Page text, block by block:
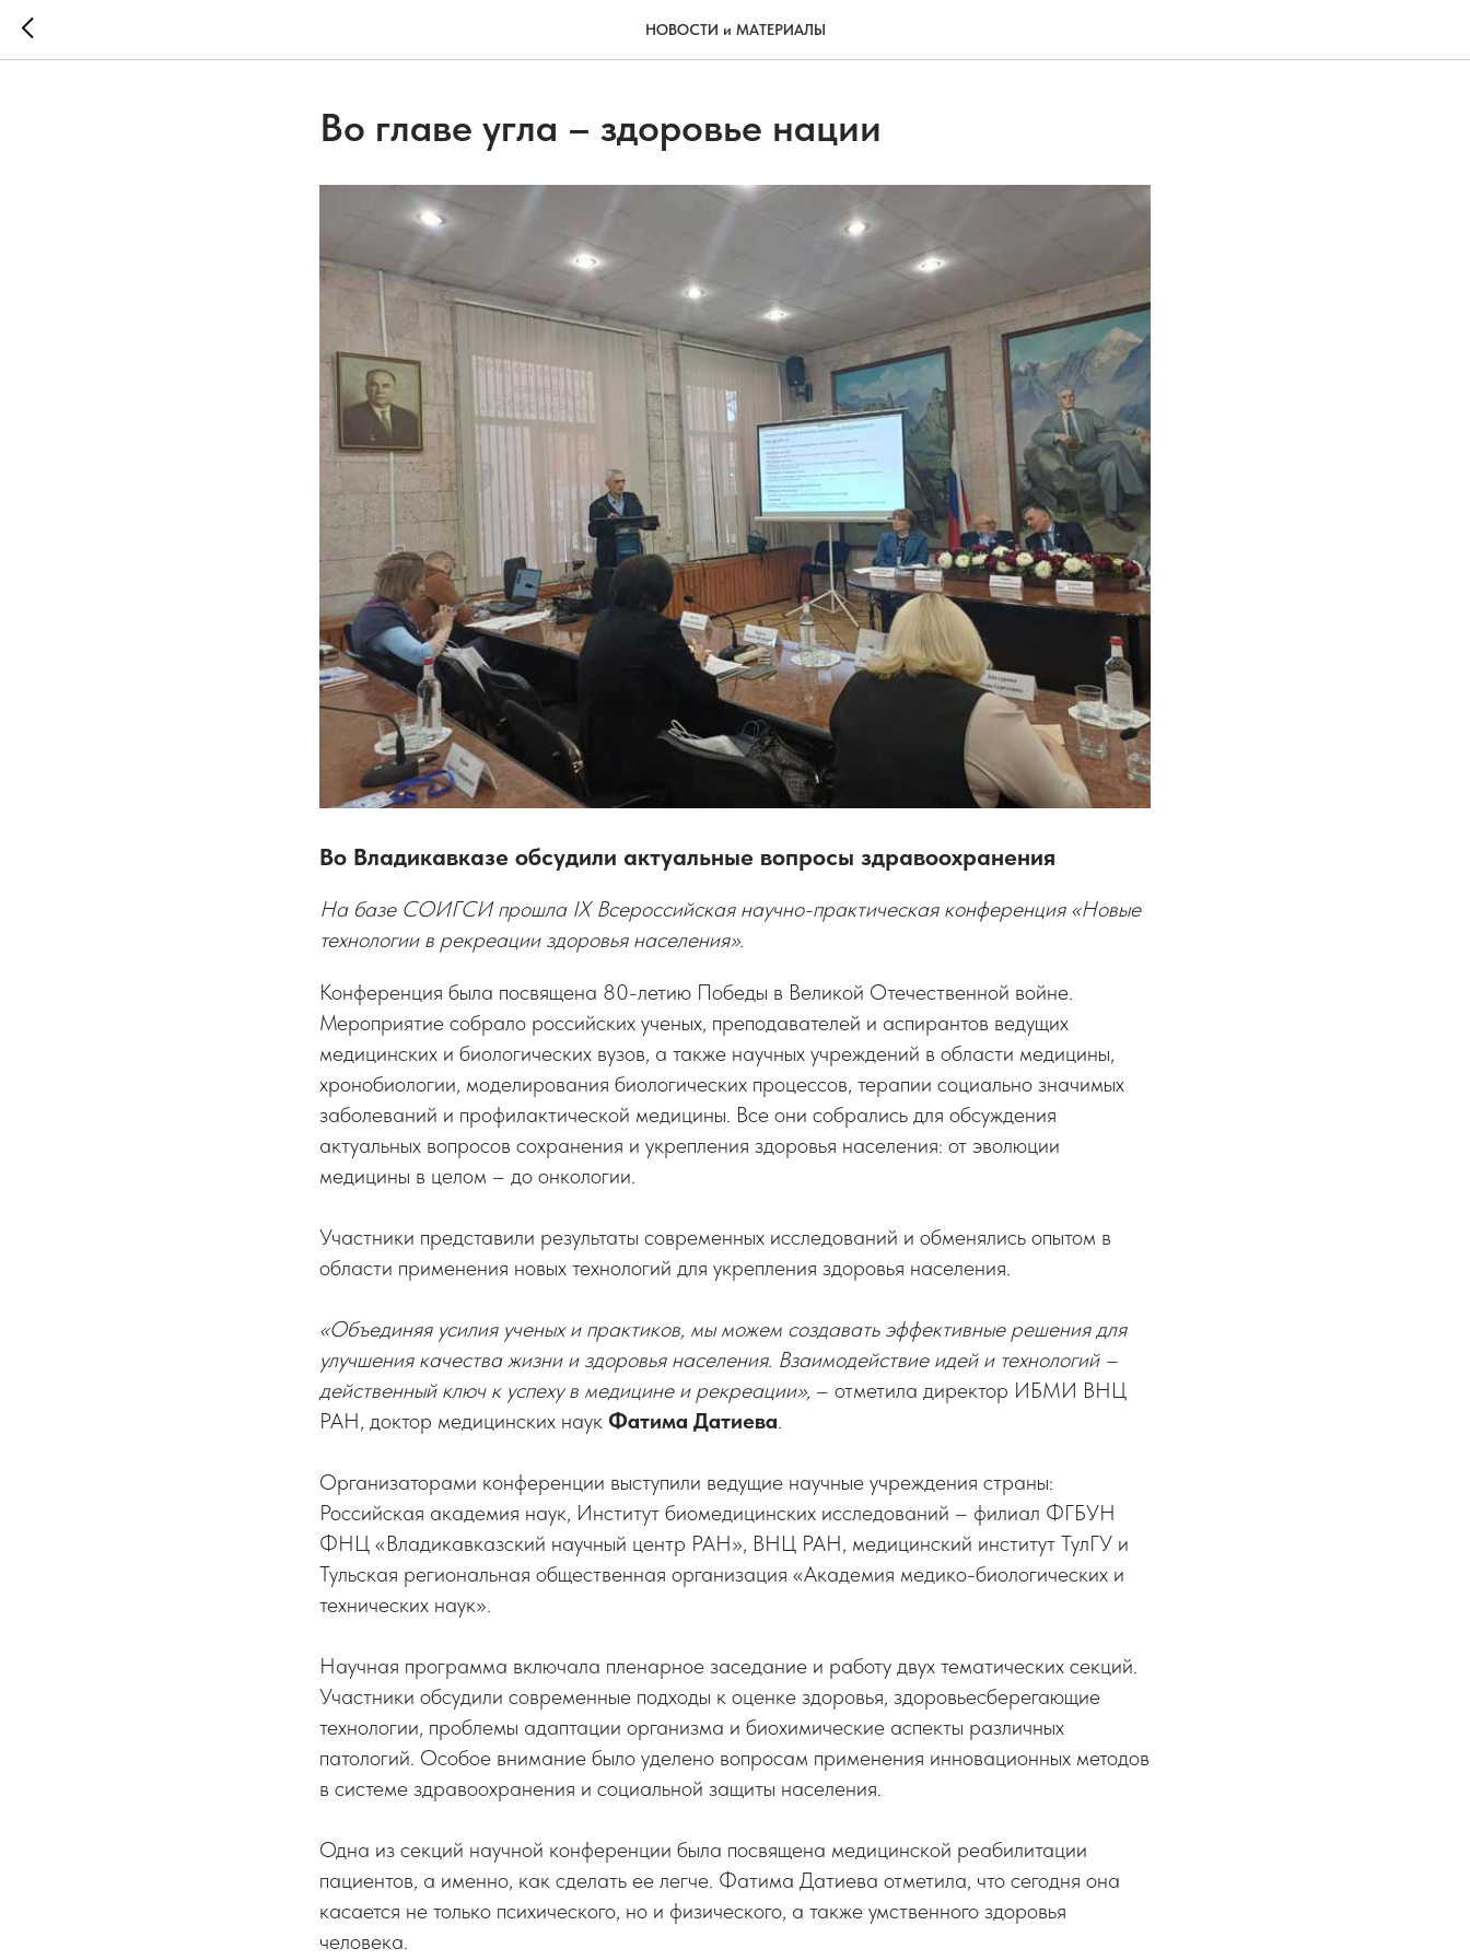
НОВОСТИ и МАТЕРИАЛЫ
Во главе угла – здоровье нации
Во Владикавказе обсудили актуальные вопросы здравоохранения
На базе СОИГСИ прошла IХ Всероссийская научно-практическая конференция «Новые
технологии в рекреации здоровья населения».
Конференция была посвящена 80-летию Победы в Великой Отечественной войне.
Мероприятие собрало российских ученых, преподавателей и аспирантов ведущих
медицинских и биологических вузов, а также научных учреждений в области медицины,
хронобиологии, моделирования биологических процессов, терапии социально значимых
заболеваний и профилактической медицины. Все они собрались для обсуждения
актуальных вопросов сохранения и укрепления здоровья населения: от эволюции
медицины в целом – до онкологии.
Участники представили результаты современных исследований и обменялись опытом в
области применения новых технологий для укрепления здоровья населения.
«Объединяя усилия ученых и практиков, мы можем создавать эффективные решения для
улучшения качества жизни и здоровья населения. Взаимодействие идей и технологий –
действенный ключ к успеху в медицине и рекреации», – отметила директор ИБМИ ВНЦ
РАН, доктор медицинских наук Фатима Датиева.
Организаторами конференции выступили ведущие научные учреждения страны:
Российская академия наук, Институт биомедицинских исследований – филиал ФГБУН
ФНЦ «Владикавказский научный центр РАН», ВНЦ РАН, медицинский институт ТулГУ и
Тульская региональная общественная организация «Академия медико-биологических и
технических наук».
Научная программа включала пленарное заседание и работу двух тематических секций.
Участники обсудили современные подходы к оценке здоровья, здоровьесберегающие
технологии, проблемы адаптации организма и биохимические аспекты различных
патологий. Особое внимание было уделено вопросам применения инновационных методов
в системе здравоохранения и социальной защиты населения.
Одна из секций научной конференции была посвящена медицинской реабилитации
пациентов, а именно, как сделать ее легче. Фатима Датиева отметила, что сегодня она
касается не только психического, но и физического, а также умственного здоровья
человека.